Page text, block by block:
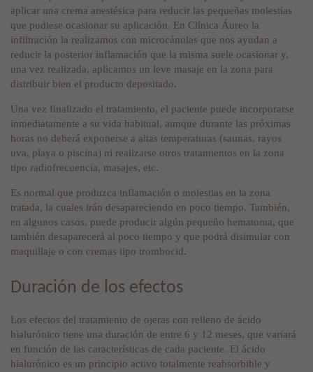
aplicar una crema anestésica para reducir las pequeñas molestias
que pudiese ocasionar su aplicación. En Clínica Áureo la
infiltración la realizamos con microcánulas que nos ayudan a
reducir la posterior inflamación que la misma suele ocasionar y,
una vez realizada, aplicamos un leve masaje en la zona para
distribuir bien el producto depositado.
Una vez finalizado el tratamiento, el paciente puede incorporarse
inmediatamente a su vida habitual, aunque durante las próximas
horas no deberá exponerse a altas temperaturas (saunas, rayos
uva, playa o piscina) ni realizarse otros tratamientos en la zona
tipo radiofrecuencia, masajes, etc.
Es normal que produzca inflamación o molestias en la zona
tratada, la cuales irán desapareciendo en poco tiempo. También,
en algunos casos, puede producir algún pequeño hematoma, que
también desaparecerá al poco tiempo y que podrá disimular con
maquillaje o con cremas tipo trombocid.
Duración de los efectos
Los efectos del tratamiento de ojeras con relleno de ácido
hialurónico tiene una duración de entre 6 y 12 meses, que variará
en función de las características de cada paciente. El ácido
hialurónico es un principio activo totalmente reabsorbible y